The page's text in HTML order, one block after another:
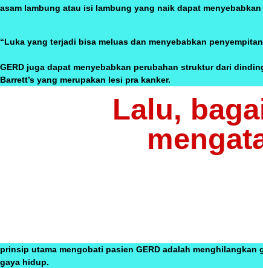
asam lambung atau isi lambung yang naik dapat
“Luka yang terjadi bisa meluas dan menyebabkan
GERD juga dapat menyebabkan perubahan struktur dari
Barrett’s yang merupakan lesi pra kanker.
Lalu,
prinsip utama mengobati pasien GERD adalah
gaya hidup.